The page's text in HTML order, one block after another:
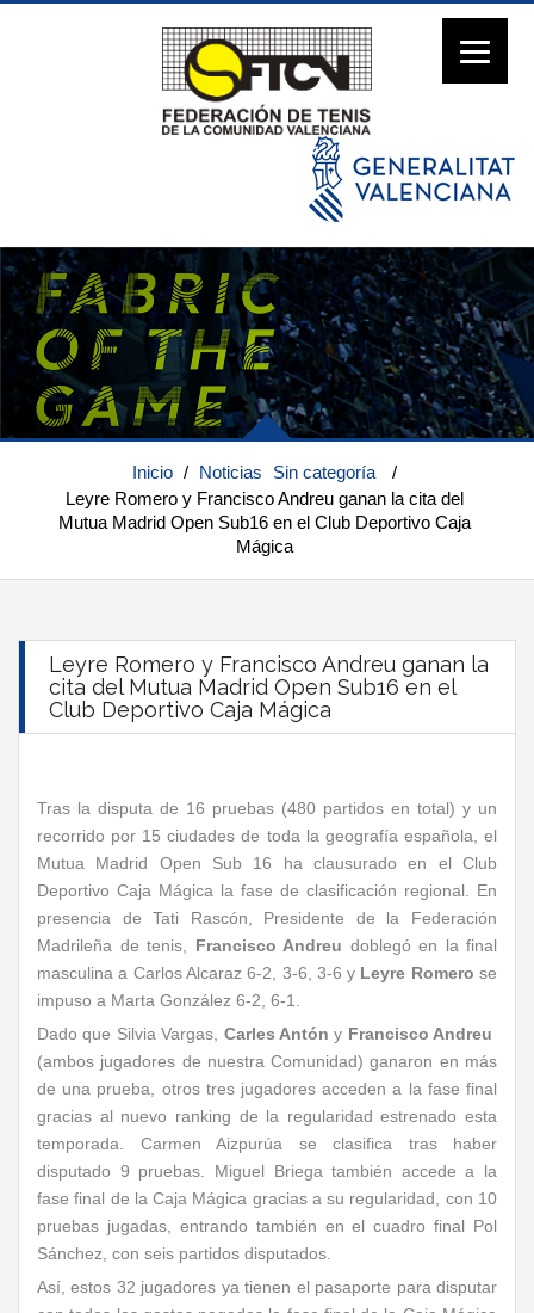
Inicio / Noticias Sin categoría
/
Leyre Romero y Francisco Andreu ganan la cita del
Mutua Madrid Open Sub16 en el Club Deportivo Caja
Mágica
Leyre Romero y Francisco Andreu ganan la
cita del Mutua Madrid Open Sub16 en el
Club Deportivo Caja Mágica
Tras la disputa de 16 pruebas (480 partidos en total) y un
recorrido por 15 ciudades de toda la geografía española, el
Mutua Madrid Open Sub 16 ha clausurado en el Club
Deportivo Caja Mágica la fase de clasificación regional. En
presencia de Tati Rascón, Presidente de la Federación
Madrileña de tenis, Francisco Andreu doblegó en la final
masculina a Carlos Alcaraz 6-2, 3-6, 3-6 y Leyre Romero se
impuso a Marta González 6-2, 6-1.
Dado que Silvia Vargas, Carles Antón y Francisco Andreu
(ambos jugadores de nuestra Comunidad) ganaron en más
de una prueba, otros tres jugadores acceden a la fase final
gracias al nuevo ranking de la regularidad estrenado esta
temporada. Carmen Aizpurúa se clasifica tras haber
disputado 9 pruebas. Miguel Briega también accede a la
fase final de la Caja Mágica gracias a su regularidad, con 10
pruebas jugadas, entrando también en el cuadro final Pol
Sánchez, con seis partidos disputados.
Así, estos 32 jugadores ya tienen el pasaporte para disputar